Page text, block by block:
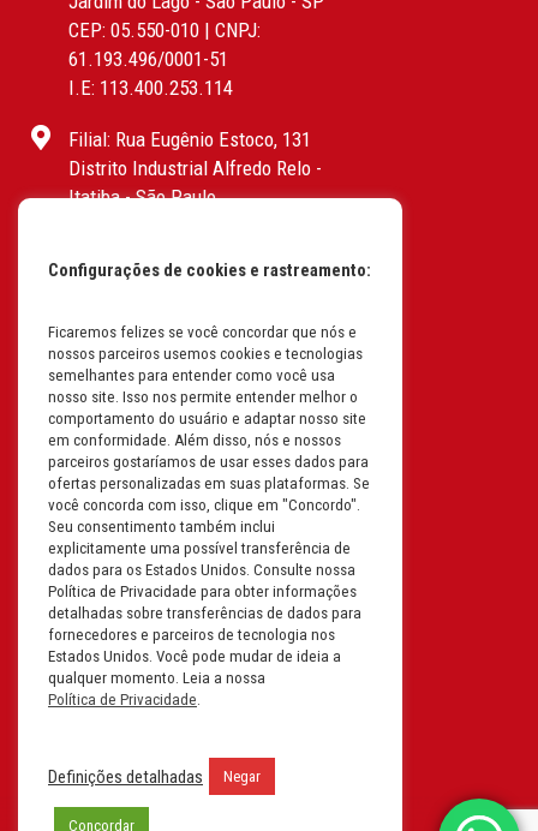
CEP: 05.550-010 | CNPJ:
61.193.496/0001-51
I.E: 113.400.253.114
Filial: Rua Eugênio Estoco, 131
Distrito Industrial Alfredo Relo -
Itatiba - São Paulo
I.E: 382.096.357.1147
Filial: Av. Odila Chaves Rodrigues,
1277
Parque industrial RM - Condomínio
Therapark - Jundiaí - São Paulo
CEP: 13.213-087 | CNPJ:
61.193.496/0018-08
I.E: 407.642.800.114
Filial: Rua em Projeto G, 728 – Letra A
B C D
Tabuleiro do Martins – Maceió -
Alagoas
CEP. 57081-036 | CNPJ:
61.193.496/0014-76
Filial: Mavalerio, USA Inc.
11990 N Lakeridge Pkwy
Configurações de cookies e rastreamento:
Ficaremos felizes se você concordar que nós e
nossos parceiros usemos cookies e tecnologias
semelhantes para entender como você usa
nosso site. Isso nos permite entender melhor o
comportamento do usuário e adaptar nosso site
em conformidade. Além disso, nós e nossos
parceiros gostaríamos de usar esses dados para
ofertas personalizadas em suas plataformas. Se
você concorda com isso, clique em "Concordo".
Seu consentimento também inclui
explicitamente uma possível transferência de
dados para os Estados Unidos. Consulte nossa
Política de Privacidade para obter informações
detalhadas sobre transferências de dados para
fornecedores e parceiros de tecnologia nos
Estados Unidos. Você pode mudar de ideia a
qualquer momento. Leia a nossa
Política de Privacidade.
Definições detalhadas Negar
Concordar